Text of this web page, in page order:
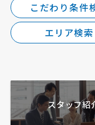
こだわり条件
エリア検索
スタッフ紹